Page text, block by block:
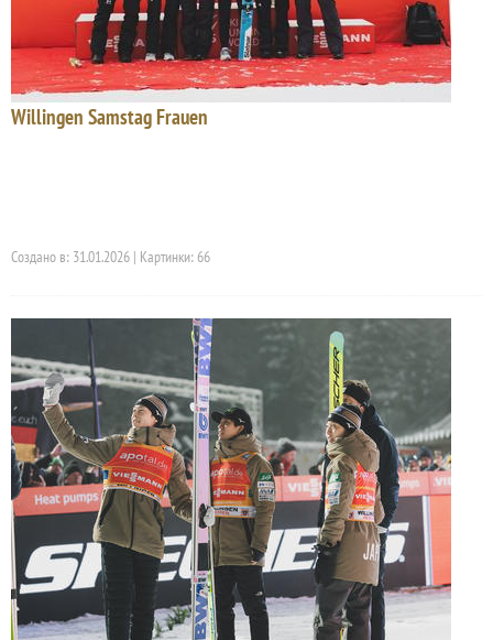
Willingen Samstag Frauen
Создано в: 31.01.2026 | Картинки: 66